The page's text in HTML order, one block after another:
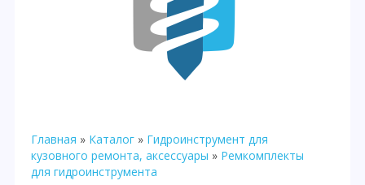
Главная » Каталог » Гидроинструмент для
кузовного ремонта, аксессуары » Ремкомплекты
для гидроинструмента